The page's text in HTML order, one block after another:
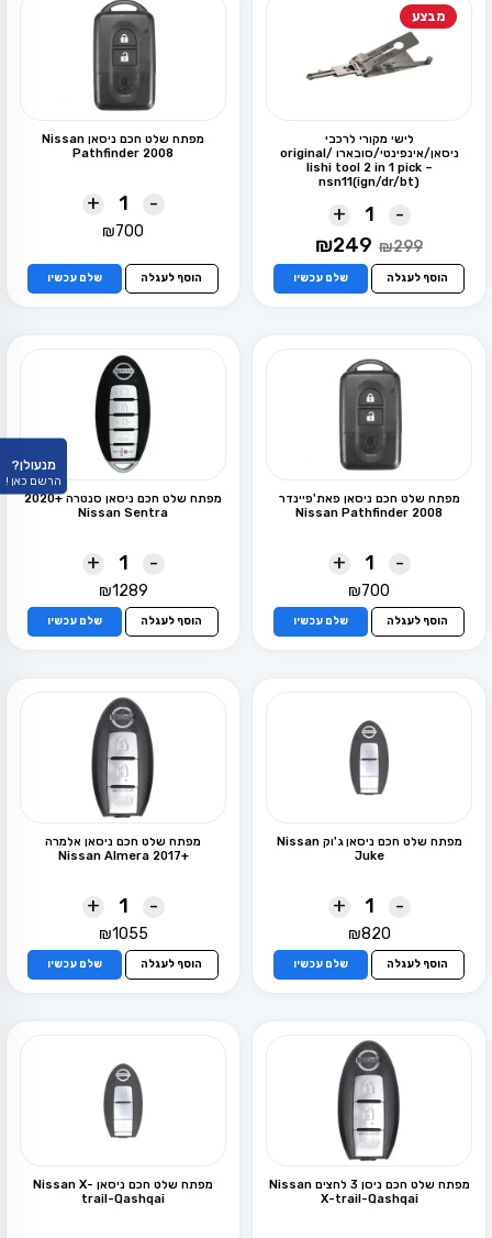
מבצע
לישי מקורי לרכבי
ניסאן/אינפינטי/סובארו /original
lishi tool 2 in 1 pick –
nsn11(ign/dr/bt)
-
+
₪299
המחיר
₪299.
₪249
הוא:
₪249.
הוסף לעגלה שלם עכשיו
מפתח שלט חכם ניסאן Nissan
Pathfinder 2008
-
+
₪700
הוסף לעגלה שלם עכשיו
מפתח שלט חכם ניסאן פאת'פיינדר
Nissan Pathfinder 2008
-
+
₪700
הוסף לעגלה שלם עכשיו
מפתח שלט חכם ניסאן סנטרה +2020
Nissan Sentra
-
+
₪1289
הוסף לעגלה שלם עכשיו
מפתח שלט חכם ניסאן ג'וק Nissan
Juke
-
+
₪820
הוסף לעגלה שלם עכשיו
מפתח שלט חכם ניסאן אלמרה
+Nissan Almera 2017
-
+
₪1055
הוסף לעגלה שלם עכשיו
מפתח שלט חכם ניסן 3 לחצים Nissan
X-trail-Qashqai
מפתח שלט חכם ניסאן Nissan X-
trail-Qashqai
מנעולן?
הרשם כאן !